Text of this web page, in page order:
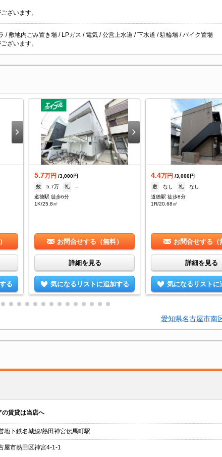
ざいます。
/ 敷地内ごみ置き場 / LPガス / 電気 / 公営上水道 / 下水道 / 駐輪場 / バイク置場
ざいます。
る
5.7万円 /3,000円
敷
5.7万 礼
--
道徳駅 徒歩6分
1K/25.8㎡
お問合せする（無料）
詳細を見る
気になるリストに追加する
4.4万円 /3,000円
敷
なし 礼
なし
道徳駅 徒歩8分
1R/20.68㎡
お問合せする（
詳細を見る
気になるリストに
愛知県名古屋市南
の賃貸は当店へ
地下鉄名城線/熱田神宮伝馬町駅
屋市熱田区神宮4-1-1